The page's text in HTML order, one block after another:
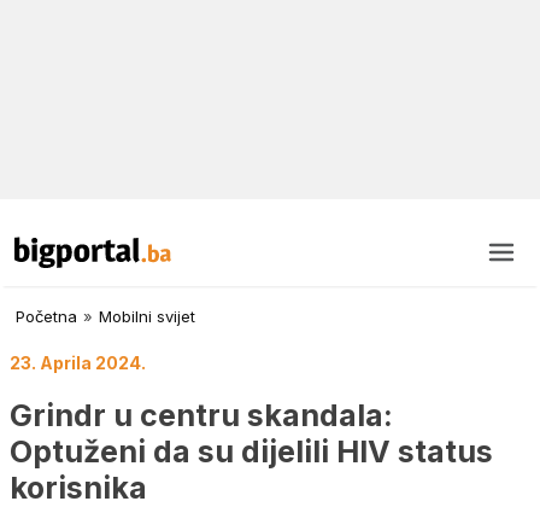
Početna » Mobilni svijet
23. Aprila 2024.
Grindr u centru skandala:
Optuženi da su dijelili HIV status
korisnika